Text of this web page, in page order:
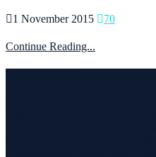
1 November 2015 70
Continue Reading...